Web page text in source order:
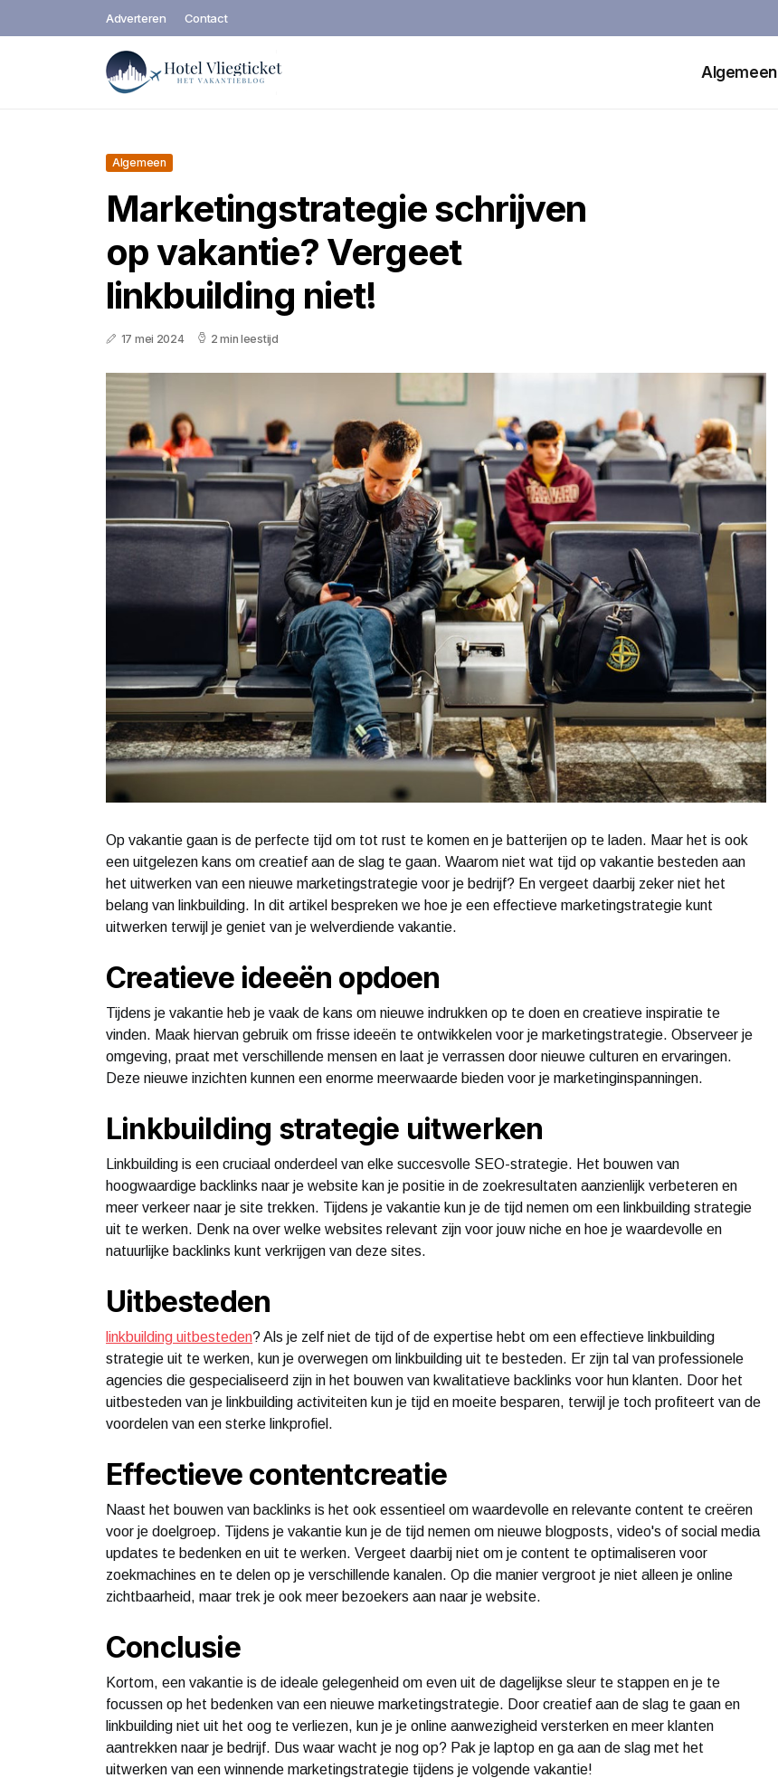
Adverteren Contact
Algemeen
Algemeen
Marketingstrategie schrijven
op vakantie? Vergeet
linkbuilding niet!
17 mei 2024 2 min leestijd
Op vakantie gaan is de perfecte tijd om tot rust te komen en je batterijen op te laden. Maar het is ook
een uitgelezen kans om creatief aan de slag te gaan. Waarom niet wat tijd op vakantie besteden aan
het uitwerken van een nieuwe marketingstrategie voor je bedrijf? En vergeet daarbij zeker niet het
belang van linkbuilding. In dit artikel bespreken we hoe je een effectieve marketingstrategie kunt
uitwerken terwijl je geniet van je welverdiende vakantie.
Creatieve ideeën opdoen
Tijdens je vakantie heb je vaak de kans om nieuwe indrukken op te doen en creatieve inspiratie te
vinden. Maak hiervan gebruik om frisse ideeën te ontwikkelen voor je marketingstrategie. Observeer je
omgeving, praat met verschillende mensen en laat je verrassen door nieuwe culturen en ervaringen.
Deze nieuwe inzichten kunnen een enorme meerwaarde bieden voor je marketinginspanningen.
Linkbuilding strategie uitwerken
Linkbuilding is een cruciaal onderdeel van elke succesvolle SEO-strategie. Het bouwen van
hoogwaardige backlinks naar je website kan je positie in de zoekresultaten aanzienlijk verbeteren en
meer verkeer naar je site trekken. Tijdens je vakantie kun je de tijd nemen om een linkbuilding strategie
uit te werken. Denk na over welke websites relevant zijn voor jouw niche en hoe je waardevolle en
natuurlijke backlinks kunt verkrijgen van deze sites.
Uitbesteden
linkbuilding uitbesteden? Als je zelf niet de tijd of de expertise hebt om een effectieve linkbuilding
strategie uit te werken, kun je overwegen om linkbuilding uit te besteden. Er zijn tal van professionele
agencies die gespecialiseerd zijn in het bouwen van kwalitatieve backlinks voor hun klanten. Door het
uitbesteden van je linkbuilding activiteiten kun je tijd en moeite besparen, terwijl je toch profiteert van de
voordelen van een sterke linkprofiel.
Effectieve contentcreatie
Naast het bouwen van backlinks is het ook essentieel om waardevolle en relevante content te creëren
voor je doelgroep. Tijdens je vakantie kun je de tijd nemen om nieuwe blogposts, video's of social media
updates te bedenken en uit te werken. Vergeet daarbij niet om je content te optimaliseren voor
zoekmachines en te delen op je verschillende kanalen. Op die manier vergroot je niet alleen je online
zichtbaarheid, maar trek je ook meer bezoekers aan naar je website.
Conclusie
Kortom, een vakantie is de ideale gelegenheid om even uit de dagelijkse sleur te stappen en je te
focussen op het bedenken van een nieuwe marketingstrategie. Door creatief aan de slag te gaan en
linkbuilding niet uit het oog te verliezen, kun je je online aanwezigheid versterken en meer klanten
aantrekken naar je bedrijf. Dus waar wacht je nog op? Pak je laptop en ga aan de slag met het
uitwerken van een winnende marketingstrategie tijdens je volgende vakantie!